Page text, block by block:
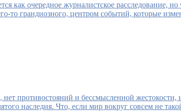
как очередное журналистское расследование,
то грандиозного, центром событий, которые
противостояний и бессмысленной
наследия. Что, если мир вокруг совсем не